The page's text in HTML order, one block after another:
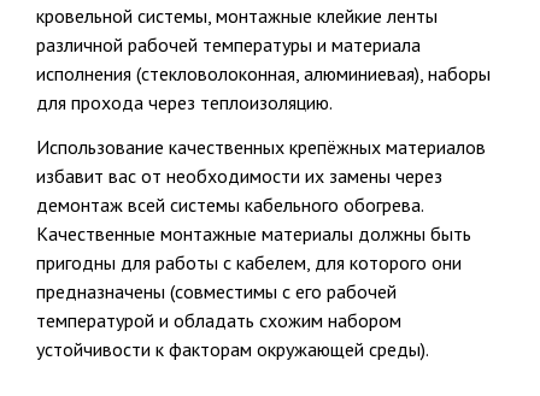
кровельной системы, монтажные клейкие ленты
различной рабочей температуры и материала
исполнения (стекловолоконная, алюминиевая), наборы
для прохода через теплоизоляцию.
Использование качественных крепёжных материалов
избавит вас от необходимости их замены через
демонтаж всей системы кабельного обогрева.
Качественные монтажные материалы должны быть
пригодны для работы с кабелем, для которого они
предназначены (совместимы с его рабочей
температурой и обладать схожим набором
устойчивости к факторам окружающей среды).